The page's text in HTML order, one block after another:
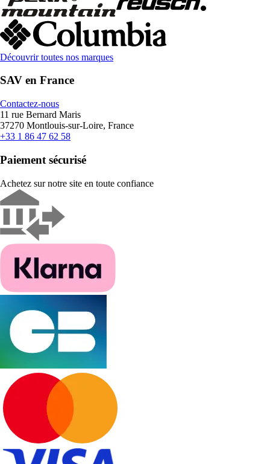
Découvrir toutes nos marques
SAV en France
Contactez-nous
11 rue Bernard Maris
37270 Montlouis-sur-Loire, France
+33 1 86 47 62 58
Paiement sécurisé
Achetez sur notre site en toute confiance